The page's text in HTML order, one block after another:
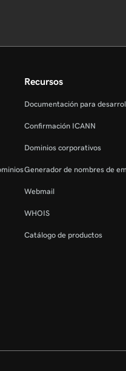
Recursos
Documentación para
Confirmación ICANN
Dominios corporativos
Generador de nombres de
Webmail
WHOIS
Catálogo de productos